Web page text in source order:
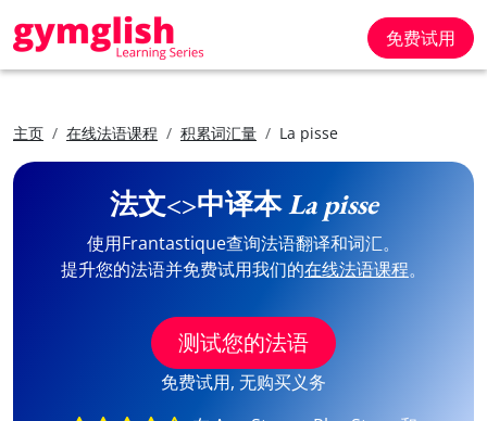
免费试用
主页 在线法语课程 积累词汇量 La pisse
法文<>中译本La pisse
使用Frantastique查询法语翻译和词汇。
提升您的法语并免费试用我们的在线法语课程。
测试您的法语
免费试用, 无购买义务